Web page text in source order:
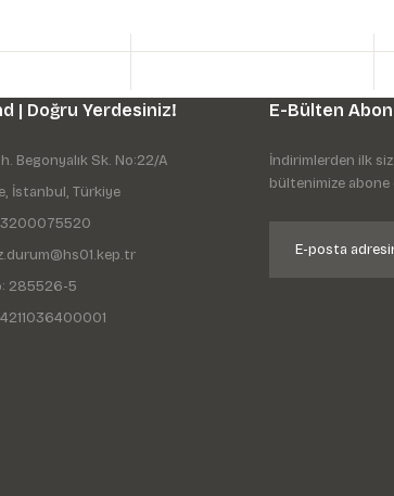
| Doğru Yerdesiniz!
Begonyalık Sk. No:22/A
İstanbul, Türkiye
3200075520
285526-5
E-Bülten
İndirimlerden ilk
bültenimize abone